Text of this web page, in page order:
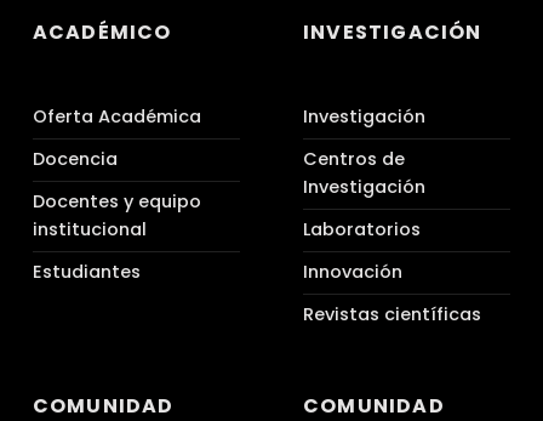
ACADÉMICO
Oferta Académica
Docencia
Docentes y equipo
institucional
Estudiantes
INVESTIGACIÓN
Investigación
Centros de
Investigación
Laboratorios
Innovación
Revistas científicas
COMUNIDAD COMUNIDAD